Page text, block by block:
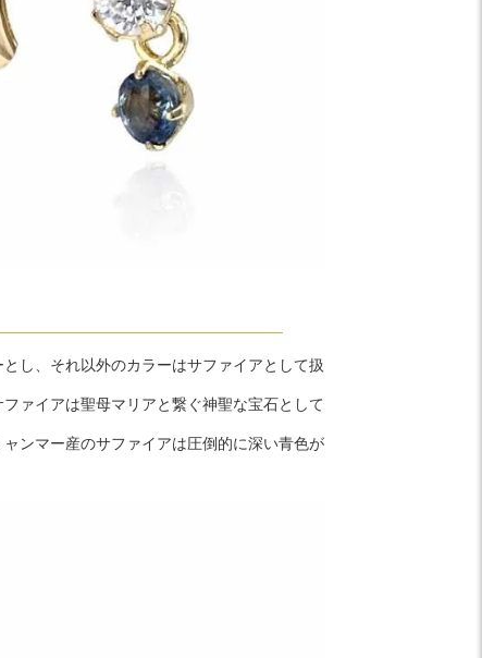
し、それ以外のカラーはサファイアとして扱
ァイアは聖母マリアと繋ぐ神聖な宝石として
ンマー産のサファイアは圧倒的に深い青色が